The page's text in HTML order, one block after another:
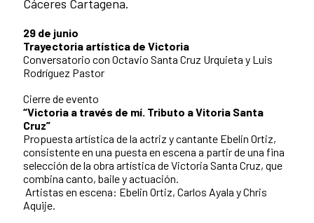
Cáceres Cartagena.
29 de junio
Trayectoria artística de Victoria
Conversatorio con Octavio Santa Cruz Urquieta y Luis
Rodríguez Pastor
Cierre de evento
“Victoria a través de mí. Tributo a Vitoria Santa
Cruz”
Propuesta artística de la actriz y cantante Ebelin Ortiz,
consistente en una puesta en escena a partir de una fina
selección de la obra artística de Victoria Santa Cruz, que
combina canto, baile y actuación.
Artistas en escena: Ebelin Ortiz, Carlos Ayala y Chris
Aquije.